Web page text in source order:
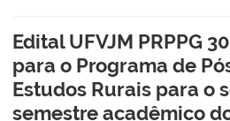
Edital UFVJM PRPPG
para o Programa de
Estudos Rurais para o
semestre acadêmico